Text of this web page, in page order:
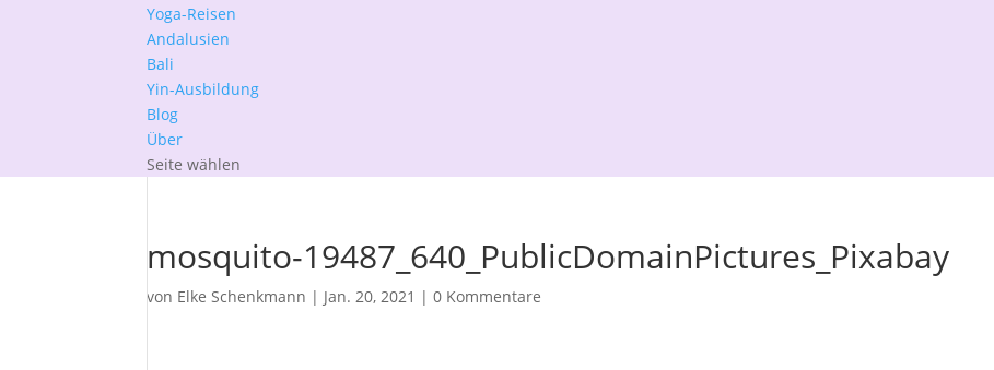
Yoga-Reisen
Andalusien
Bali
Yin-Ausbildung
Blog
Über
Seite wählen
mosquito-19487_640_PublicDomainPictures_Pixabay
von Elke Schenkmann | Jan. 20, 2021 |0 Kommentare